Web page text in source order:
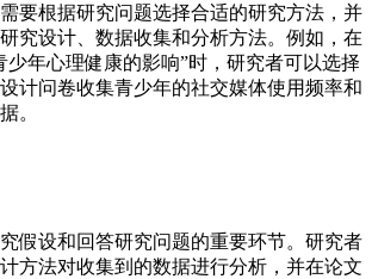
要根据研究问题选择合适的研究方法，并
究设计、数据收集和分析方法。例如，在
少年心理健康的影响”时，研究者可以选择
计问卷收集青少年的社交媒体使用频率和
。
假设和回答研究问题的重要环节。研究者
方法对收集到的数据进行分析，并在论文